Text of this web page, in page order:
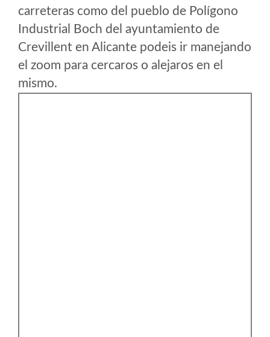
carreteras como del pueblo de Polígono
Industrial Boch del ayuntamiento de
Crevillent en Alicante podeis ir manejando
el zoom para cercaros o alejaros en el
mismo.